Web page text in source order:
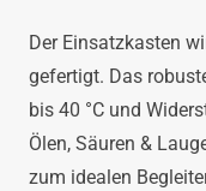
Der Einsatzkasten
gefertigt. Das
bis 40 °C und
Ölen, Säuren &
zum idealen